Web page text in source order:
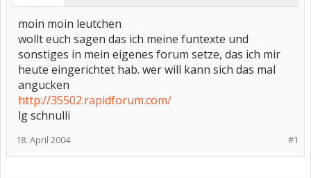
moin moin leutchen
wollt euch sagen das ich meine funtexte und
sonstiges in mein eigenes forum setze, das ich mir
heute eingerichtet hab. wer will kann sich das mal
angucken
http://35502.rapidforum.com/
lg schnulli
#1
18. April 2004